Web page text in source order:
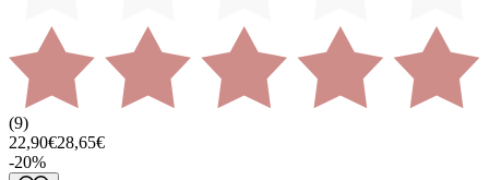
(9)
22,90€28,65€
-20%